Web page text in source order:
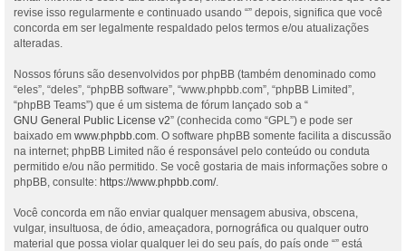
revise isso regularmente e continuado usando “” depois, significa que você
concorda em ser legalmente respaldado pelos termos e/ou atualizações
alteradas.
Nossos fóruns são desenvolvidos por phpBB (também denominado como
“eles”, “deles”, “phpBB software”, “www.phpbb.com”, “phpBB Limited”,
“phpBB Teams”) que é um sistema de fórum lançado sob a “
GNU General Public License v2” (conhecida como “GPL”) e pode ser
baixado em www.phpbb.com. O software phpBB somente facilita a discussão
na internet; phpBB Limited não é responsável pelo conteúdo ou conduta
permitido e/ou não permitido. Se você gostaria de mais informações sobre o
phpBB, consulte: https://www.phpbb.com/.
Você concorda em não enviar qualquer mensagem abusiva, obscena,
vulgar, insultuosa, de ódio, ameaçadora, pornográfica ou qualquer outro
material que possa violar qualquer lei do seu país, do país onde “” está